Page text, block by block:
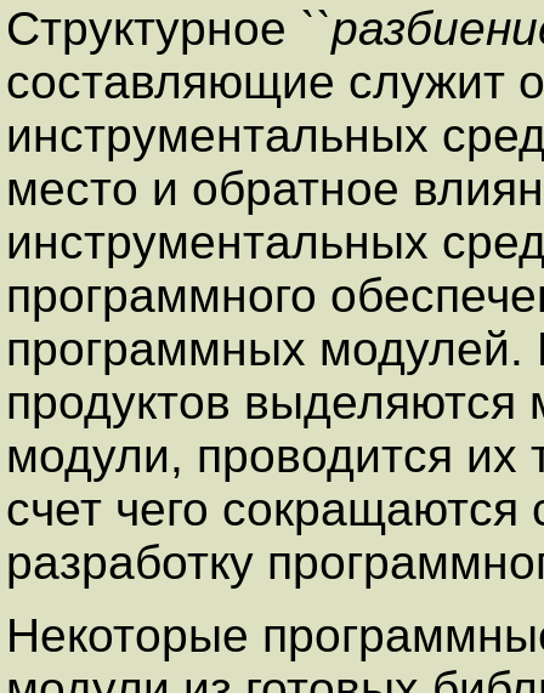
Структурное
составляющие служит
инструментальных
место и обратное
инструментальных
программного
программных
продуктов выделяются
модули, проводится их
счет чего сокращаются
разработку
Некоторые